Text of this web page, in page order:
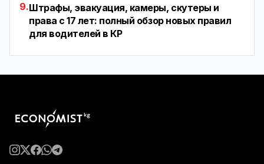
9.Штрафы, эвакуация, камеры, скутеры и
права с 17 лет: полный обзор новых правил
для водителей в КР